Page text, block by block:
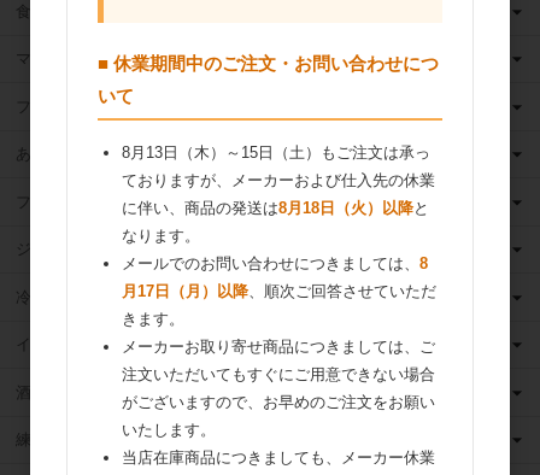
食用油
マーガリン
フィリング
あんこ
フルーツ（果物）缶詰
ジャム
冷凍フルーツ
イースト・酵母
酒類
練乳
■ 休業期間中のご注文・お問い合わせにつ
いて
8月13日（木）～15日（土）もご注文は承っ
ておりますが、メーカーおよび仕入先の休業
に伴い、商品の発送は8月18日（火）以降と
なります。
メールでのお問い合わせにつきましては、 8
月17日（月）以降、順次ご回答させていただ
きます。
メーカーお取り寄せ商品につきましては、ご
注文いただいてもすぐにご用意できない場合
がございますので、お早めのご注文をお願い
いたします。
当店在庫商品につきましても、メーカー休業